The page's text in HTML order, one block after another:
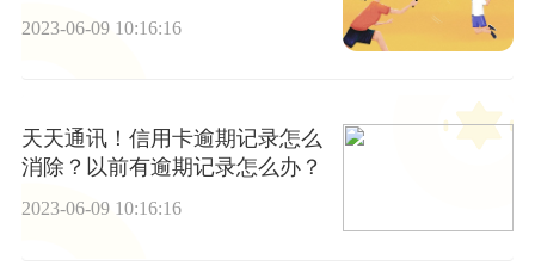
2023-06-09 10:16:16
天天通讯！信用卡逾期记录怎么
消除？以前有逾期记录怎么办？
2023-06-09 10:16:16